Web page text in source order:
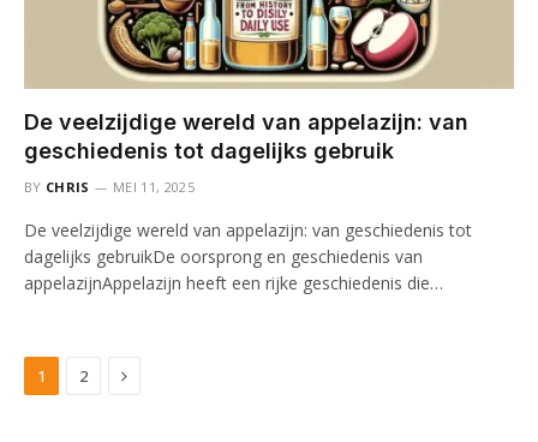
De veelzijdige wereld van appelazijn: van
geschiedenis tot dagelijks gebruik
BY CHRIS MEI 11, 2025
De veelzijdige wereld van appelazijn: van geschiedenis tot
dagelijks gebruikDe oorsprong en geschiedenis van
appelazijnAppelazijn heeft een rijke geschiedenis die…
1 2 Next